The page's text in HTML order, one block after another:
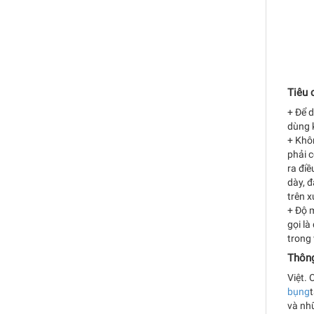
Tiêu
+ Để
dùng
+
phải
ra
dày,
trên
+ Độ
gọi là
trong
Việt.
bụng
và